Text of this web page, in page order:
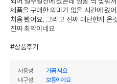
제품을 구매한 의미가 없을 시간에 왔
처음 봤어요. 그리고 진짜 대단한게 온
진짜 최악이네요
#상품후기
사용성
가끔 써요
내구성
보통이에요